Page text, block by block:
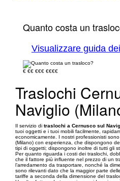
Quanto costa un
Visualizzare guida
€ €€ €€€ €€€€
Traslochi
Naviglio
Il servizio di traslochi a Cernusco sul
tuoi oggetti e i tuoi mobili facilmente,
economicamente. I nostri professionisti
(Milano) con esperienza, che dispongono
tipi di oggetti; dispongono inoltre di tutti gli
Per quanto riguarda i costi dei traslochi,
che il fattore più influente nel prezzo di un
l’arredamento da trasportare, nonché la
sono rilevanti dato che la maggior parte
tariffe a seconda della dimensione del